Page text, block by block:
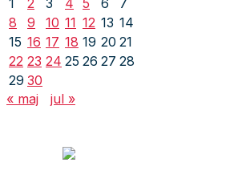
8
9 10 11 12 13 14
15 16 17 18 19 20 21
22 23 24 25 26 27 28
29 30
« maj
jul »